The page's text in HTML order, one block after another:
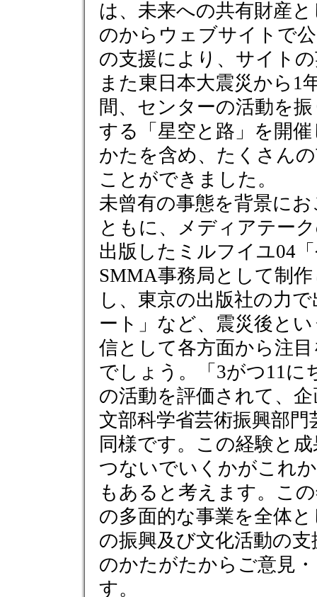
は、未来への共有財産
のからウェブサイトで
の支援により、サイト
また東日本大震災から1
間、センターの活動を
する「星空と路」を開
かたを含め、たくさん
ことができました。
未曾有の事態を背景に
ともに、メディアテー
出版したミルフイユ04
SMMA事務局として制
し、東京の出版社の力
ート」など、震災後と
信として各方面から注
でしょう。「3がつ11
の活動を評価されて、
文部科学省芸術振興部
同様です。この経験と
つないでいくかがこれ
もあると考えます。こ
の多面的な事業を全体
の振興及び文化活動の
のかたがたからご意見
す。